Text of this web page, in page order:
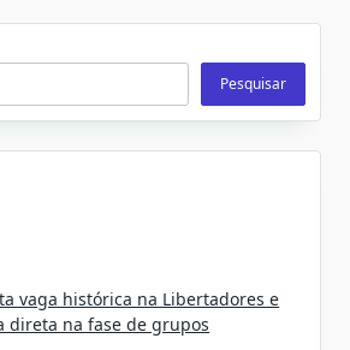
Pesquisar
vaga histórica na Libertadores e
direta na fase de grupos